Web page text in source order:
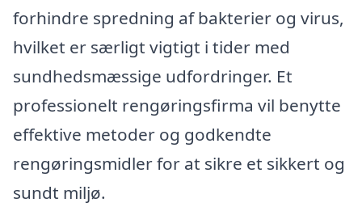
forhindre spredning af bakterier og virus,
hvilket er særligt vigtigt i tider med
sundhedsmæssige udfordringer. Et
professionelt rengøringsfirma vil benytte
effektive metoder og godkendte
rengøringsmidler for at sikre et sikkert og
sundt miljø.